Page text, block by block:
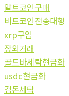
알트코인구매
비트코인전송대행
xrp구입
장외거래
골드바세탁현금화
usdc현금화
검돈세탁